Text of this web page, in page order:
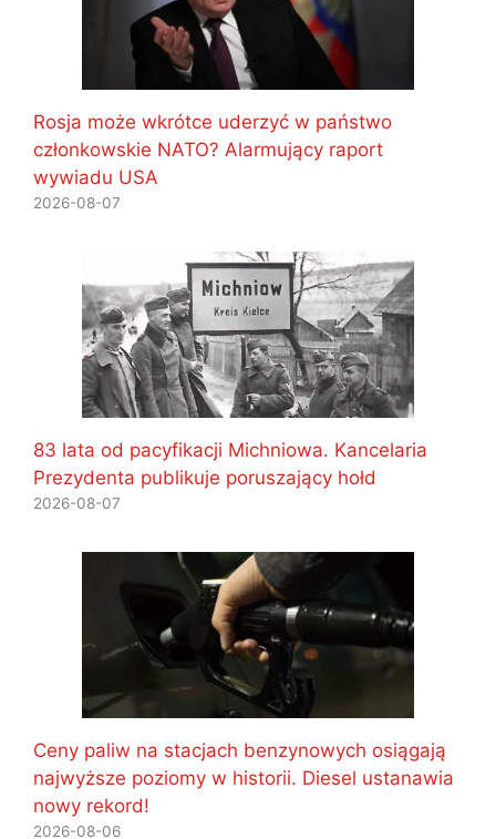
Rosja może wkrótce uderzyć w państwo
członkowskie NATO? Alarmujący raport
wywiadu USA
2026-08-07
83 lata od pacyfikacji Michniowa. Kancelaria
Prezydenta publikuje poruszający hołd
2026-08-07
Ceny paliw na stacjach benzynowych osiągają
najwyższe poziomy w historii. Diesel ustanawia
nowy rekord!
2026-08-06